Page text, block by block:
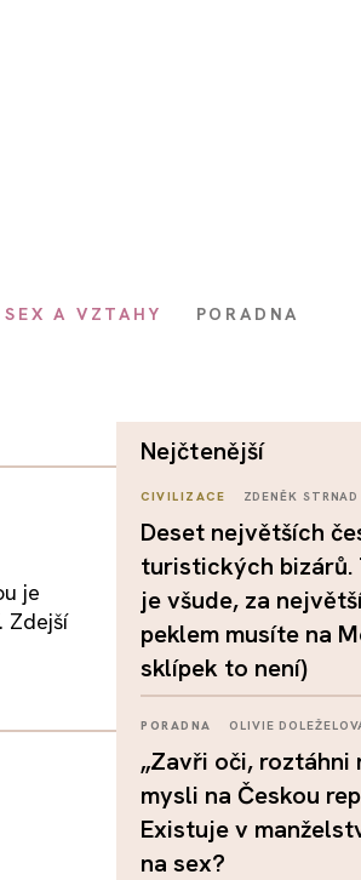
SEX A VZTAHY PORADNA
je
Zdejší
nejčtenější
CIVILIZACE ZDENĚK STRNAD
Deset největších
turistických bizárů.
je všude, za
peklem musíte na
sklípek to není)
PORADNA OLIVIE
„Zavři oči, roztáhni
mysli na Českou
Existuje v
na sex?